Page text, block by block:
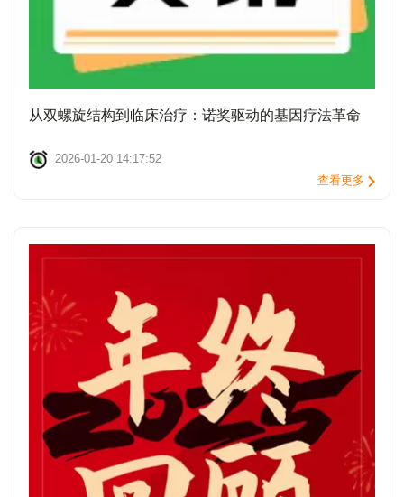
从双螺旋结构到临床治疗：诺奖驱动的基因疗法革命
2026-01-20 14:17:52
查看更多